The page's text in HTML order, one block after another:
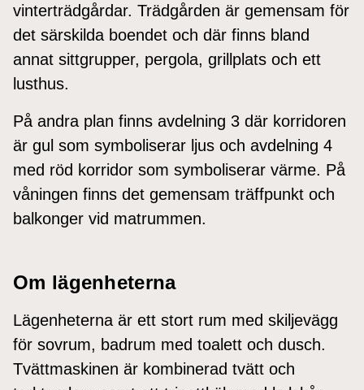
vinterträdgårdar. Trädgården är gemensam för
det särskilda boendet och där finns bland
annat sittgrupper, pergola, grillplats och ett
lusthus.
På andra plan finns avdelning 3 där korridoren
är gul som symboliserar ljus och avdelning 4
med röd korridor som symboliserar värme. På
våningen finns det gemensam träffpunkt och
balkonger vid matrummen.
Om lägenheterna
Lägenheterna är ett stort rum med skiljevägg
för sovrum, badrum med toalett och dusch.
Tvättmaskinen är kombinerad tvätt och